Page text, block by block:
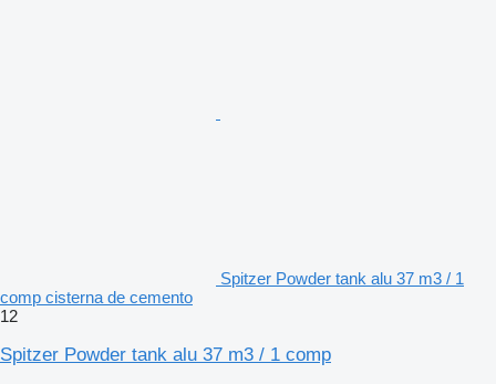
Spitzer Powder tank alu 37 m3 / 1
comp cisterna de cemento
12
Spitzer Powder tank alu 37 m3 / 1 comp